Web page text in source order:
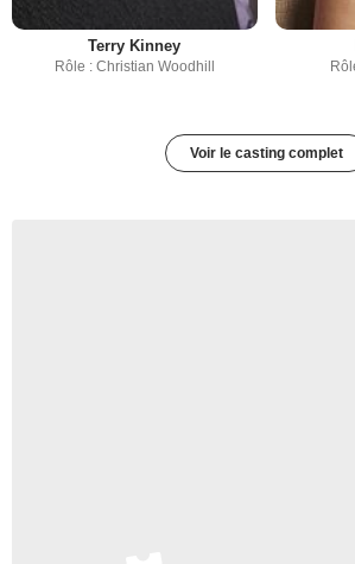
Terry Kinney
Rôle : Christian Woodhill
Voir le casting complet